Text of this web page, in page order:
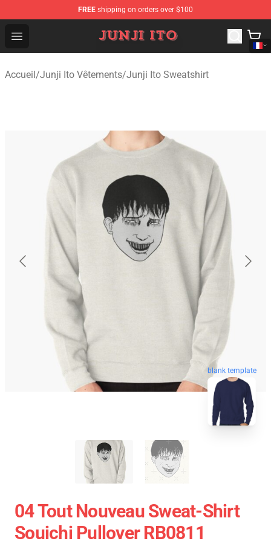
FREE shipping on orders over $100
Open menu
Junji Ito Store - Official Junji Ito Merchandise Shop
Accueil/Junji Ito Vêtements/Junji Ito Sweatshirt
blank template
04 Tout Nouveau Sweat-Shirt
Souichi Pullover RB0811